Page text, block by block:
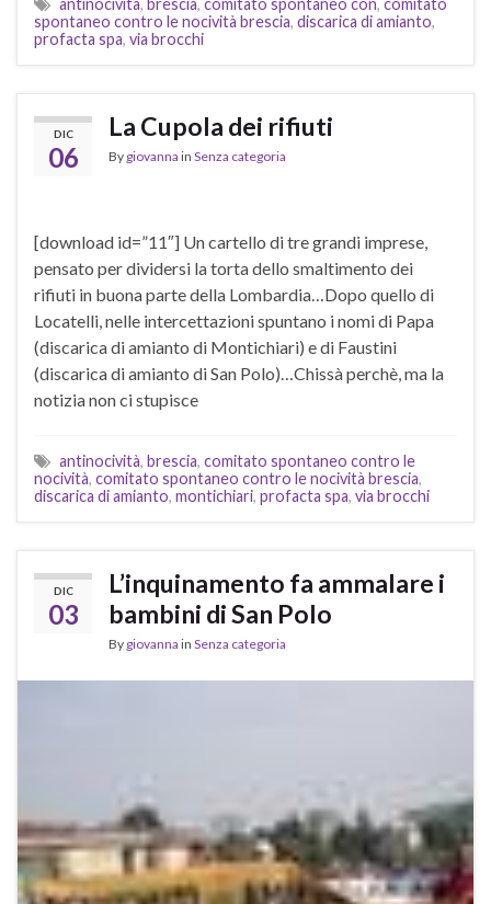
antinocività, brescia, comitato spontaneo con, comitato
spontaneo contro le nocività brescia, discarica di amianto,
profacta spa, via brocchi
DIC
06
La Cupola dei rifiuti
By giovanna in Senza categoria
[download id=”11″] Un cartello di tre grandi imprese,
pensato per dividersi la torta dello smaltimento dei
rifiuti in buona parte della Lombardia…Dopo quello di
Locatelli, nelle intercettazioni spuntano i nomi di Papa
(discarica di amianto di Montichiari) e di Faustini
(discarica di amianto di San Polo)…Chissà perchè, ma la
notizia non ci stupisce
antinocività, brescia, comitato spontaneo contro le
nocività, comitato spontaneo contro le nocività brescia,
discarica di amianto, montichiari, profacta spa, via brocchi
DIC
03
L’inquinamento fa ammalare i
bambini di San Polo
By giovanna in Senza categoria